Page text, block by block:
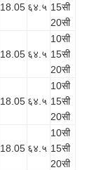
18.05 ६४.५ 15सी
20सी
18.05 ६४.५
10सी
15सी
20सी
18.05 ६४.५
10सी
15सी
20सी
18.05 ६४.५
10सी
15सी
20सी